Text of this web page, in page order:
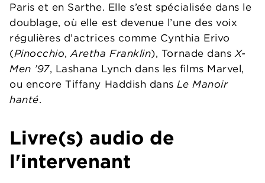
Paris et en Sarthe. Elle s’est spécialisée dans le
doublage, où elle est devenue l’une des voix
régulières d’actrices comme Cynthia Erivo
(Pinocchio,Aretha Franklin), Tornade dansX-
Men ’97, Lashana Lynch dans les films Marvel,
ou encore Tiffany Haddish dansLe Manoir
hanté.
Livre(s) audio de
l'intervenant